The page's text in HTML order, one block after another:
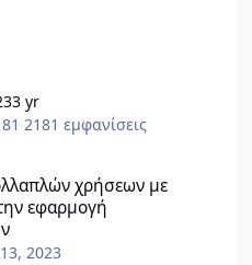
3 yr
2181 εμφανίσεις
χρήσεων με
εφαρμογή
2023